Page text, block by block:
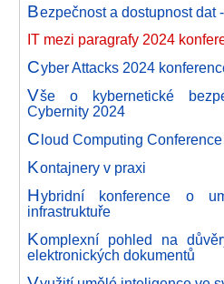
Bezpečnost a dostupnost dat
IT mezi paragrafy 2024
Cyber Attacks 2024
Vše o kybernetické
Cybernity 2024
Cloud Computing
Kontajnery v praxi
Hybridní konference o
infrastruktuře
Komplexní pohled na
elektronických dokumentů